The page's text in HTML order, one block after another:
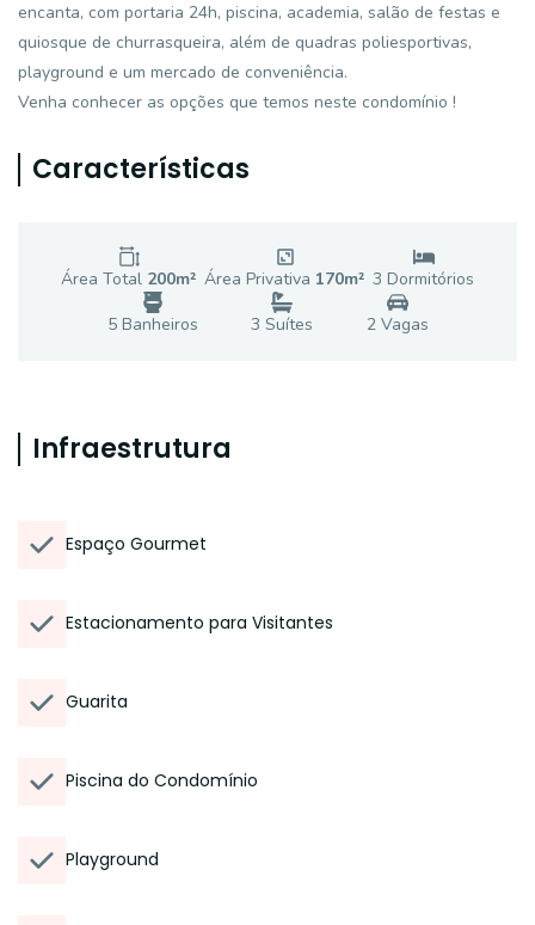
encanta, com portaria 24h, piscina, academia, salão de festas e
quiosque de churrasqueira, além de quadras poliesportivas,
playground e um mercado de conveniência.
Venha conhecer as opções que temos neste condomínio !
Características
Área Total 200m² Área Privativa 170m² 3 Dormitórios
5Banheiros 3 Suítes 2Vagas
Infraestrutura
Espaço Gourmet
Estacionamento para Visitantes
Guarita
Piscina do Condomínio
Playground